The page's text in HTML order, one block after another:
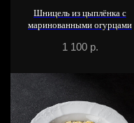
Шницель из цыплёнка с
маринованными огурцами
1 100 р.